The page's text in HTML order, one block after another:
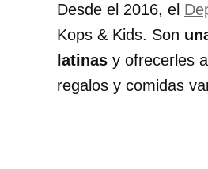
Desde el 2016, el
Kops & Kids. Son
latinas y ofrecerles
regalos y comidas